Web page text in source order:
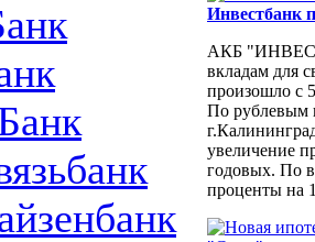
Инвестбанк
АКБ
вкладам для
произошло с
По рублевым
увеличение
годовых. По
проценты на